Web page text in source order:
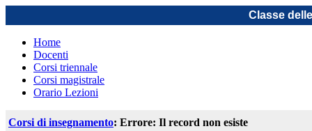
Classe
Home
Docenti
Corsi triennale
Corsi magistrale
Orario Lezioni
Corsi di insegnamento: Errore: Il record non esiste